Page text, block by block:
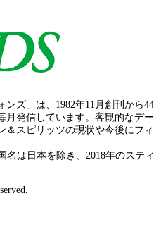
ズ」は、1982年11月創刊から44
月発信しています。客観的なデー
＆スピリッツの現状や今後にフィ
名は日本を除き、2018年のスティ